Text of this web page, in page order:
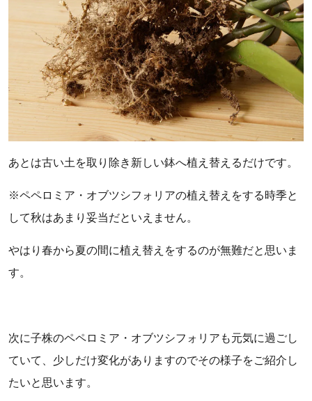
あとは古い土を取り除き新しい鉢へ植え替えるだけです。
※ペペロミア・オブツシフォリアの植え替えをする時季と
して秋はあまり妥当だといえません。
やはり春から夏の間に植え替えをするのが無難だと思いま
す。
次に子株のペペロミア・オブツシフォリアも元気に過ごし
ていて、少しだけ変化がありますのでその様子をご紹介し
たいと思います。